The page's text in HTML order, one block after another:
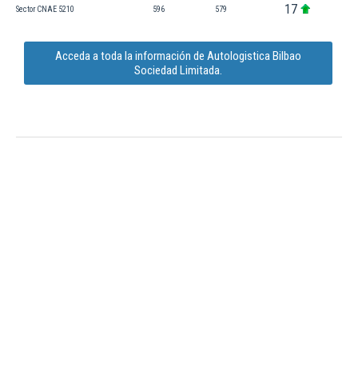
Sector CNAE 5210 596 579 17
Acceda a toda la información de Autologistica Bilbao
Sociedad Limitada.